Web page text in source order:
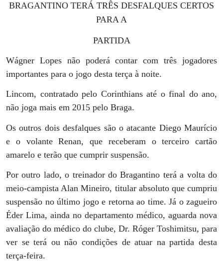
BRAGANTINO TERÁ TRÊS DESFALQUES CERTOS
PARA A
PARTIDA
Wágner Lopes não poderá contar com três jogadores
importantes para o jogo desta terça à noite.
Lincom, contratado pelo Corinthians até o final do ano,
não joga mais em 2015 pelo Braga.
Os outros dois desfalques são o atacante Diego Maurício
e o volante Renan, que receberam o terceiro cartão
amarelo e terão que cumprir suspensão.
Por outro lado, o treinador do Bragantino terá a volta do
meio-campista Alan Mineiro, titular absoluto que cumpriu
suspensão no último jogo e retorna ao time. Já o zagueiro
Éder Lima, ainda no departamento médico, aguarda nova
avaliação do médico do clube, Dr. Róger Toshimitsu, para
ver se terá ou não condições de atuar na partida desta
terça-feira.